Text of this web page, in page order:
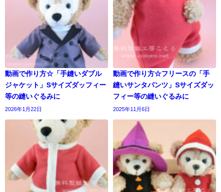
動画で作り方☆「手縫いダブル
ジャケット」Sサイズダッフィー
等の縫いぐるみに
2026年1月22日
動画で作り方☆フリースの「手
縫いサンタパンツ」Sサイズダッ
フィー等の縫いぐるみに
2025年11月6日